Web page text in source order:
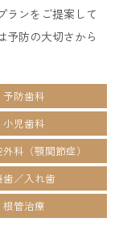
ランをご提案して
予防の大切さから
予防歯科
小児歯科
科（顎関節症）
歯／入れ歯
根管治療